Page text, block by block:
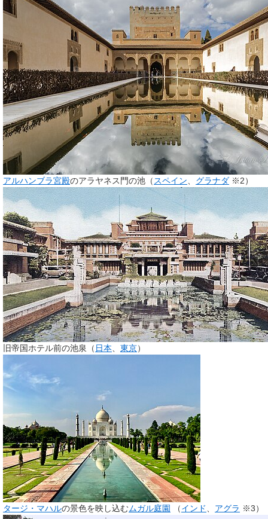
アルハンブラ宮殿のアラヤネス門の池（ スペイン グラナダ ※2）
旧帝国ホテル前の池泉（ 日本 東京）
タージ・マハルの景色を映し込むムガル庭園 （インド アグラ ※3）